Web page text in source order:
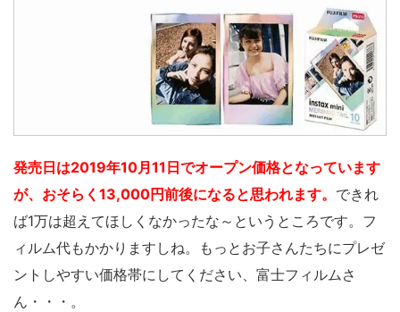
発売日は2019年10月11日でオープン価格となっています
が、おそらく13,000円前後になると思われます。 できれ
ば1万は超えてほしくなかったな～というところです。フ
ィルム代もかかりますしね。もっとお子さんたちにプレゼ
ントしやすい価格帯にしてください、富士フィルムさ
ん・・・。